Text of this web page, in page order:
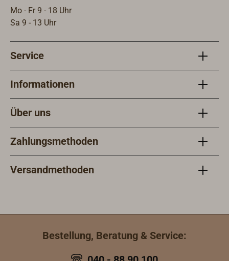
Mo - Fr 9 - 18 Uhr
Sa 9 - 13 Uhr
Service
Informationen
Über uns
Zahlungsmethoden
Versandmethoden
Bestellung, Beratung & Service: